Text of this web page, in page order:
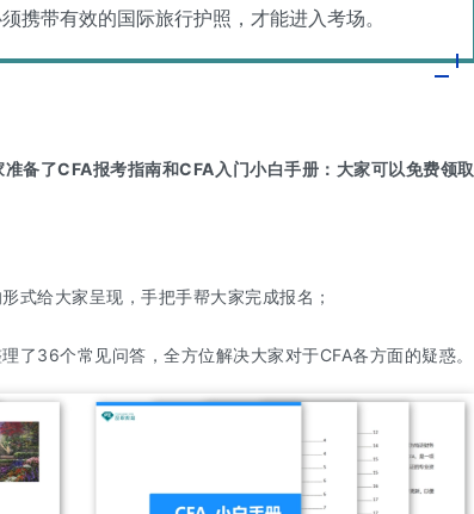
携带有效的国际旅行护照 ，才能进入考场。
备了CFA报考指南和CFA入门小白手册：大家可以免费领取
式给大家呈现，手把手帮大家完成报名；
了36个常见问答，全方位解决大家对于CFA各方面的疑惑。